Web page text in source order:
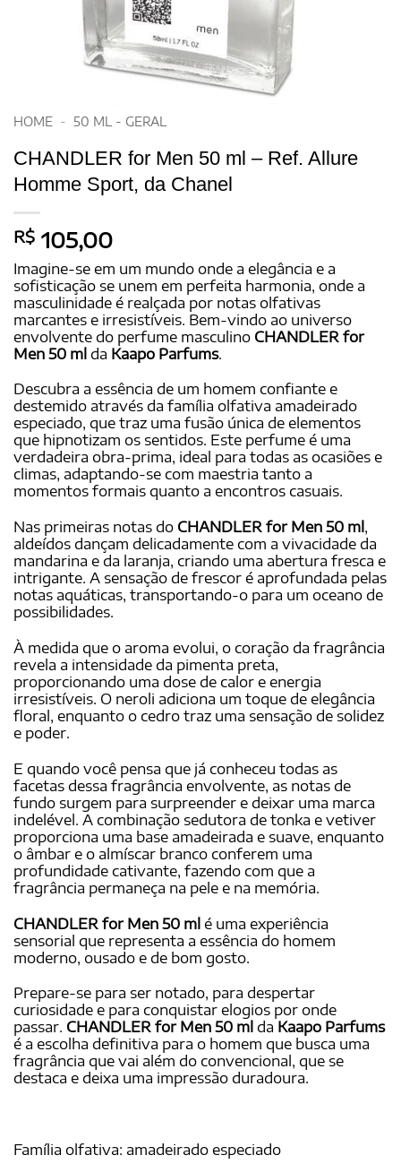
HOME - 50 ML - GERAL
CHANDLER for Men 50 ml – Ref. Allure
Homme Sport, da Chanel
R$ 105,00
Imagine-se em um mundo onde a elegância e a
sofisticação se unem em perfeita harmonia, onde a
masculinidade é realçada por notas olfativas
marcantes e irresistíveis. Bem-vindo ao universo
envolvente do perfume masculino CHANDLER for
Men 50 ml da Kaapo Parfums.
Descubra a essência de um homem confiante e
destemido através da família olfativa amadeirado
especiado, que traz uma fusão única de elementos
que hipnotizam os sentidos. Este perfume é uma
verdadeira obra-prima, ideal para todas as ocasiões e
climas, adaptando-se com maestria tanto a
momentos formais quanto a encontros casuais.
Nas primeiras notas do CHANDLER for Men 50 ml ,
aldeídos dançam delicadamente com a vivacidade da
mandarina e da laranja, criando uma abertura fresca e
intrigante. A sensação de frescor é aprofundada pelas
notas aquáticas, transportando-o para um oceano de
possibilidades.
À medida que o aroma evolui, o coração da fragrância
revela a intensidade da pimenta preta,
proporcionando uma dose de calor e energia
irresistíveis. O neroli adiciona um toque de elegância
floral, enquanto o cedro traz uma sensação de solidez
e poder.
E quando você pensa que já conheceu todas as
facetas dessa fragrância envolvente, as notas de
fundo surgem para surpreender e deixar uma marca
indelével. A combinação sedutora de tonka e vetiver
proporciona uma base amadeirada e suave, enquanto
o âmbar e o almíscar branco conferem uma
profundidade cativante, fazendo com que a
fragrância permaneça na pele e na memória.
CHANDLER for Men 50 ml é uma experiência
sensorial que representa a essência do homem
moderno, ousado e de bom gosto.
Prepare-se para ser notado, para despertar
curiosidade e para conquistar elogios por onde
passar. CHANDLER for Men 50 ml da Kaapo Parfums
é a escolha definitiva para o homem que busca uma
fragrância que vai além do convencional, que se
destaca e deixa uma impressão duradoura.
Família olfativa: amadeirado especiado